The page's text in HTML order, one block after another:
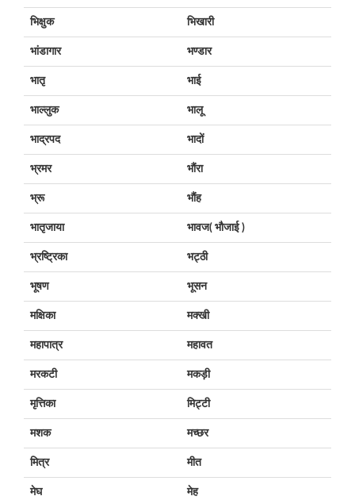
भिक्षुक भिखारी
भांडागार भण्डार
भातृ भाई
भाल्लुक भालू
भाद्रपद भादों
भ्रमर भौंरा
भ्रू भौंह
भातृजाया भावज( भौजाई )
भ्रष्ट्रिका भट्ठी
भूषण भूसन
मक्षिका मक्खी
महापात्र महावत
मरकटी मकड़ी
मृत्तिका मिट्टी
मशक मच्छर
मित्र मीत
मेघ मेह